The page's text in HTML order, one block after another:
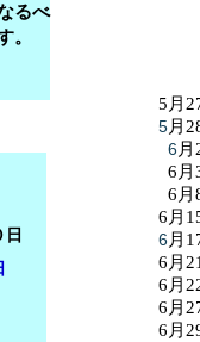
5月
5月
6
6月
6月
6月
6月
6月
6月
6月
6月
日
るべ
。